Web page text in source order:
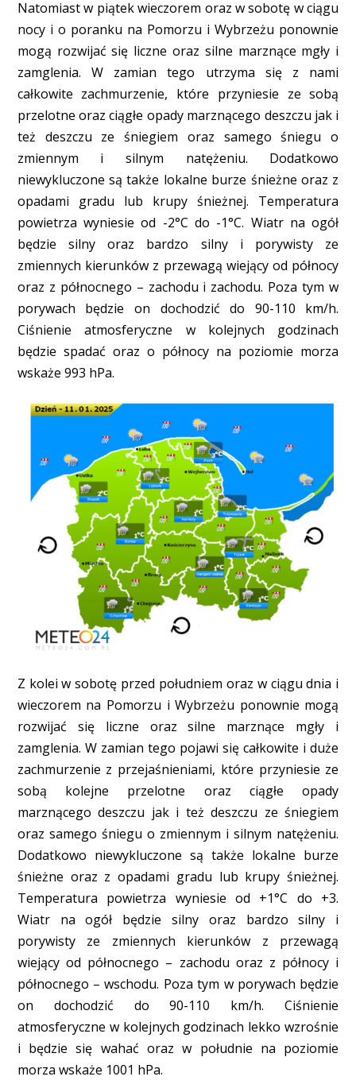
Natomiast w piątek wieczorem oraz w sobotę w ciągu
nocy i o poranku na Pomorzu i Wybrzeżu ponownie
mogą rozwijać się liczne oraz silne marznące mgły i
zamglenia. W zamian tego utrzyma się z nami
całkowite zachmurzenie, które przyniesie ze sobą
przelotne oraz ciągłe opady marznącego deszczu jak i
też deszczu ze śniegiem oraz samego śniegu o
zmiennym i silnym natężeniu. Dodatkowo
niewykluczone są także lokalne burze śnieżne oraz z
opadami gradu lub krupy śnieżnej. Temperatura
powietrza wyniesie od -2°C do -1°C. Wiatr na ogół
będzie silny oraz bardzo silny i porywisty ze
zmiennych kierunków z przewagą wiejący od północy
oraz z północnego – zachodu i zachodu. Poza tym w
porywach będzie on dochodzić do 90-110 km/h.
Ciśnienie atmosferyczne w kolejnych godzinach
będzie spadać oraz o północy na poziomie morza
wskaże 993 hPa.
Z kolei w sobotę przed południem oraz w ciągu dnia i
wieczorem na Pomorzu i Wybrzeżu ponownie mogą
rozwijać się liczne oraz silne marznące mgły i
zamglenia. W zamian tego pojawi się całkowite i duże
zachmurzenie z przejaśnieniami, które przyniesie ze
sobą kolejne przelotne oraz ciągłe opady
marznącego deszczu jak i też deszczu ze śniegiem
oraz samego śniegu o zmiennym i silnym natężeniu.
Dodatkowo niewykluczone są także lokalne burze
śnieżne oraz z opadami gradu lub krupy śnieżnej.
Temperatura powietrza wyniesie od +1°C do +3.
Wiatr na ogół będzie silny oraz bardzo silny i
porywisty ze zmiennych kierunków z przewagą
wiejący od północnego – zachodu oraz z północy i
północnego – wschodu. Poza tym w porywach będzie
on dochodzić do 90-110 km/h. Ciśnienie
atmosferyczne w kolejnych godzinach lekko wzrośnie
i będzie się wahać oraz w południe na poziomie
morza wskaże 1001 hPa.